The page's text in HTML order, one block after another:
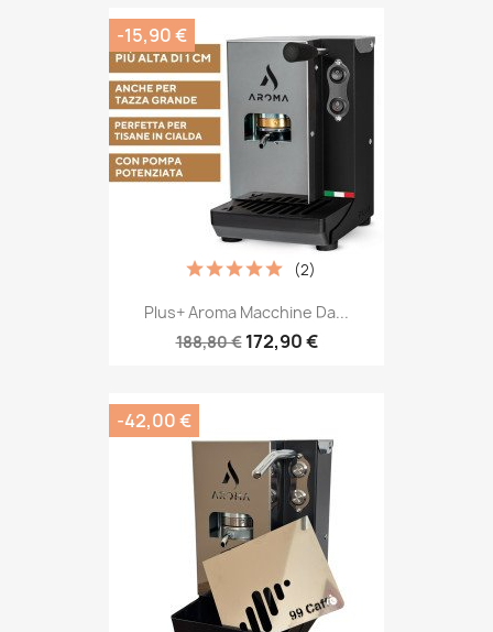
Plus+ Aroma Macchine Da...
188,80 € 172,90 €
(2)
-15,90 €
-42,00 €